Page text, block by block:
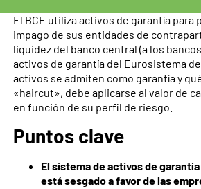
El BCE utiliza activos de garantía
impago de sus entidades de
liquidez del banco central (a los
activos de garantía del Eurosistema
activos se admiten como garantía y
«haircut», debe aplicarse al valor de
en función de su perfil de riesgo.
Puntos clave
El sistema de activos de
está sesgado a favor de las